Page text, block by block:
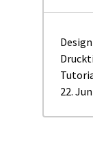
22.